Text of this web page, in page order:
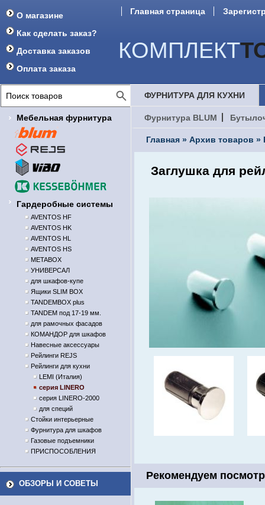
О магазине
Как сделать заказ?
Доставка заказов
Оплата заказа
Главная страница
КОМПЛЕКТ
Мебельная фурнитура
Гардеробные системы
AVENTOS HF
AVENTOS HK
AVENTOS HL
AVENTOS HS
METABOX
УНИВЕРСАЛ
для шкафов-купе
Ящики SLIM BOX
TANDEMBOX plus
TANDEM под 17-19 мм.
для рамочных фасадов
КОМАНДОР для шкафов
Навесные аксессуары
Рейлинги REJS
Рейлинги для кухни
LEMI (Италия)
серия LINERO
серия LINERO-2000
для специй
Стойки интерьерные
Фурнитура для шкафов
Газовые подъемники
ПРИСПОСОБЛЕНИЯ
ОБЗОРЫ И СОВЕТЫ
ФУРНИТУРА ДЛЯ КУХНИ
Фурнитура BLUM
Главная » Архив товаров »
Заглушка для
Рекомендуем